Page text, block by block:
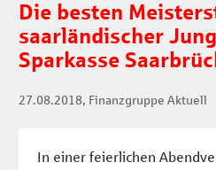
Die besten
saarländischer
Sparkasse
27.08.2018, Finanzgruppe Aktuell
In einer feierlichen